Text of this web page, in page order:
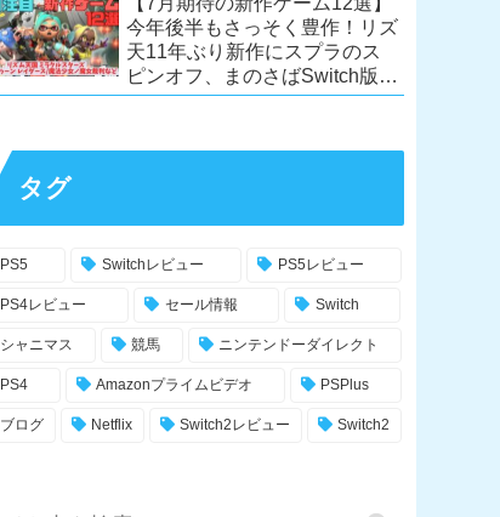
リー【PC/Switch】
今年後半もさっそく豊作！リズ
天11年ぶり新作にスプラのス
ピンオフ、まのさばSwitch版
も！【Switch2/PS5/PC】
タグ
PS5 Switchレビュー PS5レビュー
PS4レビュー セール情報 Switch
シャニマス 競馬 ニンテンドーダイレクト
PS4 Amazonプライムビデオ PSPlus
ブログ Netflix Switch2レビュー Switch2